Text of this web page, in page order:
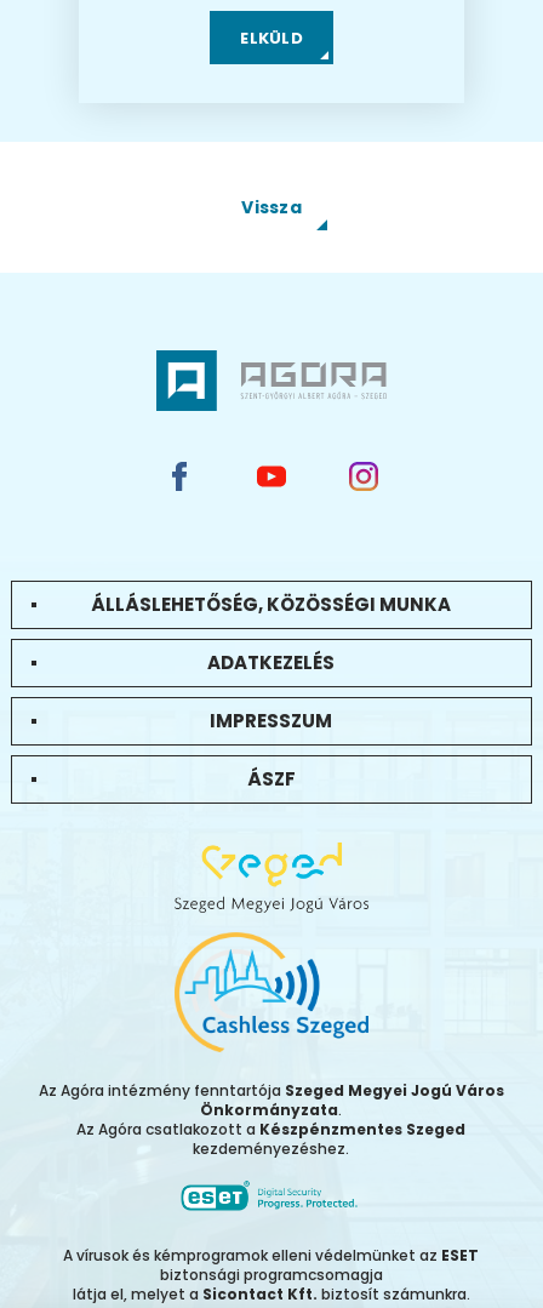
Vissza
ÁLLÁSLEHETŐSÉG, KÖZÖSSÉGI MUNKA
ADATKEZELÉS
IMPRESSZUM
ÁSZF
Az Agóra intézmény fenntartója Szeged Megyei Jogú Város
Önkormányzata.
Az Agóra csatlakozott a Készpénzmentes Szeged
kezdeményezéshez.
A vírusok és kémprogramok elleni védelmünket az ESET
biztonsági programcsomagja
látja el, melyet a Sicontact Kft. biztosít számunkra.